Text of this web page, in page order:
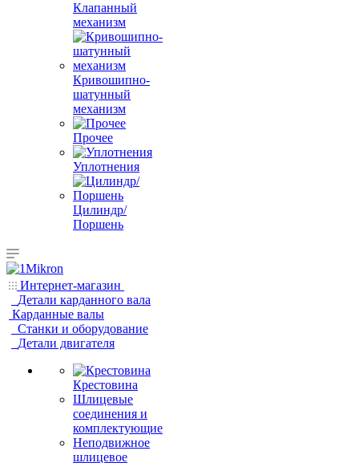
Клапанный
механизм
Кривошипно-
шатунный
механизм
Прочее
Уплотнения
Цилиндр/
Поршень
Интернет-магазин
Детали карданного вала
Карданные валы
Станки и оборудование
Детали двигателя
Крестовина
Шлицевые
соединения и
комплектующие
Неподвижное
шлицевое